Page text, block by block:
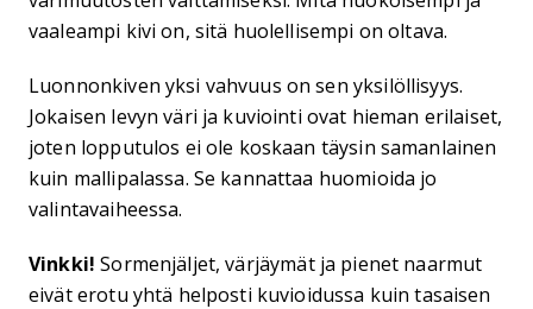
vaaleampi kivi on, sitä huolellisempi on oltava.
Luonnonkiven yksi vahvuus on sen yksilöllisyys.
Jokaisen levyn väri ja kuviointi ovat hieman erilaiset,
joten lopputulos ei ole koskaan täysin samanlainen
kuin mallipalassa. Se kannattaa huomioida jo
valintavaiheessa.
Vinkki! Sormenjäljet, värjäymät ja pienet naarmut
eivät erotu yhtä helposti kuvioidussa kuin tasaisen